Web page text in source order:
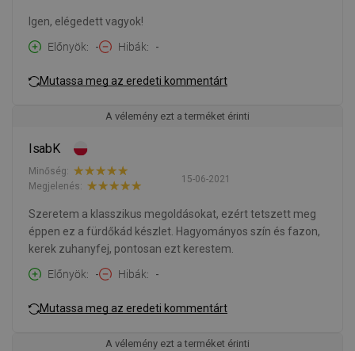
Igen, elégedett vagyok!
Előnyök
- Hibák -
Mutassa meg az eredeti kommentárt
A vélemény ezt a terméket érinti
IsabK
15-06-2021
Minőség:
Megjelenés:
Szeretem a klasszikus megoldásokat, ezért tetszett meg
éppen ez a fürdőkád készlet. Hagyományos szín és fazon,
kerek zuhanyfej, pontosan ezt kerestem.
Előnyök
- Hibák -
Mutassa meg az eredeti kommentárt
A vélemény ezt a terméket érinti